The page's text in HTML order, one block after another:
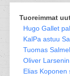
Tuoreimmat
Hugo Gallet
KalPa astuu
Tuomas
Oliver
Elias Koponen